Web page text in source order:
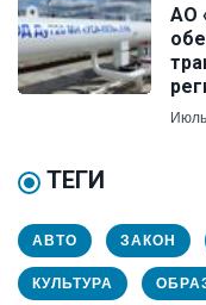
АО
ТЕГИ
АВТО ЗАКОН
КУЛЬТУРА